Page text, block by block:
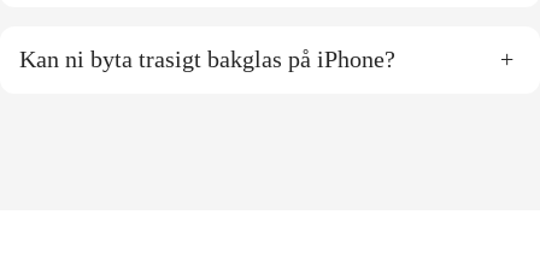
Kan ni byta trasigt bakglas på iPhone? +